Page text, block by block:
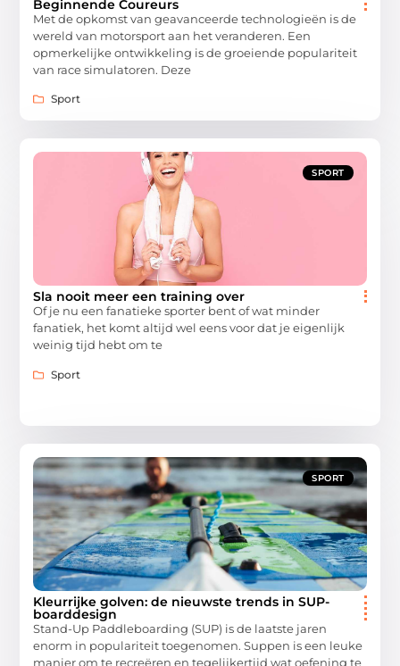
Beginnende Coureurs
Met de opkomst van geavanceerde technologieën is de
wereld van motorsport aan het veranderen. Een
opmerkelijke ontwikkeling is de groeiende populariteit
van race simulatoren. Deze
Sport
SPORT
Sla nooit meer een training over
Of je nu een fanatieke sporter bent of wat minder
fanatiek, het komt altijd wel eens voor dat je eigenlijk
weinig tijd hebt om te
Sport
SPORT
Kleurrijke golven: de nieuwste trends in SUP-
boarddesign
Stand-Up Paddleboarding (SUP) is de laatste jaren
enorm in populariteit toegenomen. Suppen is een leuke
manier om te recreëren en tegelijkertijd wat oefening te